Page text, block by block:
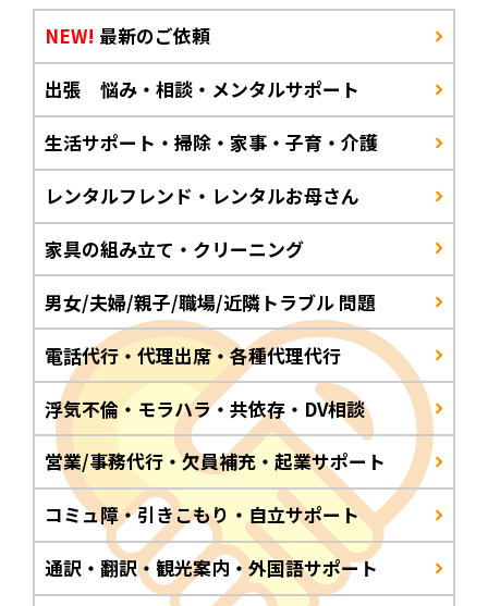
NEW! 最新のご依頼
出張 悩み・相談・メンタルサポート
生活サポート・掃除・家事・子育・介護
レンタルフレンド・レンタルお母さん
家具の組み立て・クリーニング
男女/夫婦/親子/職場/近隣トラブル 問題
電話代行・代理出席・各種代理代行
浮気不倫・モラハラ・共依存・DV相談
営業/事務代行・欠員補充・起業サポート
コミュ障・引きこもり・自立サポート
通訳・翻訳・観光案内・外国語サポート